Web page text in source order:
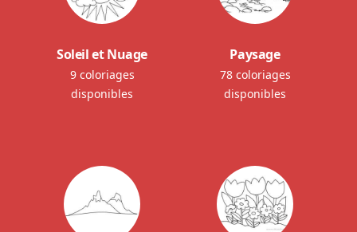
Soleil et Nuage
9 coloriages
disponibles
Paysage
78 coloriages
disponibles